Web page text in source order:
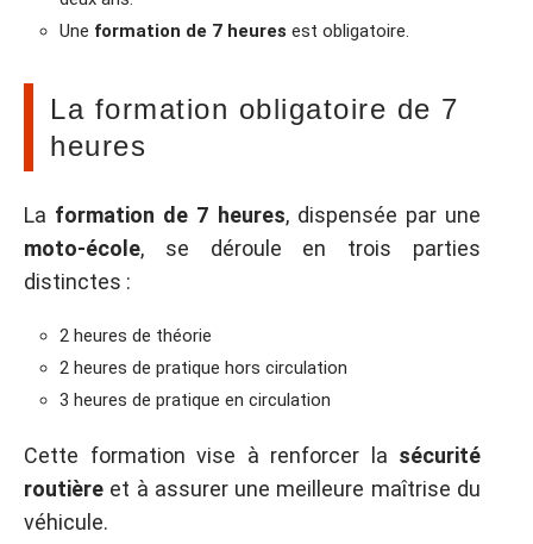
Une formation de 7 heures est obligatoire.
La formation obligatoire de 7
heures
La formation de 7 heures, dispensée par une
moto-école, se déroule en trois parties
distinctes :
2 heures de théorie
2 heures de pratique hors circulation
3 heures de pratique en circulation
Cette formation vise à renforcer la sécurité
routière et à assurer une meilleure maîtrise du
véhicule.